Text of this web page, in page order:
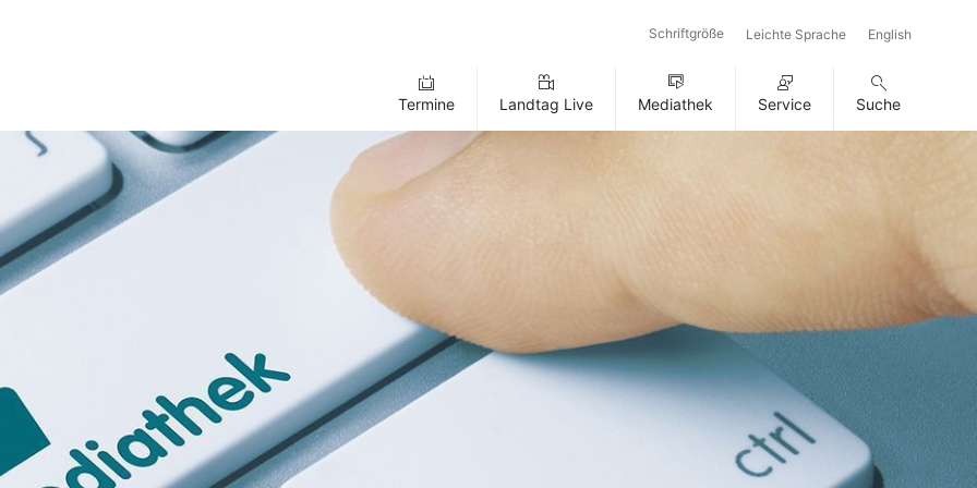
Schriftgröße Leichte Sprache English
Termine Landtag Live Mediathek Service Suche